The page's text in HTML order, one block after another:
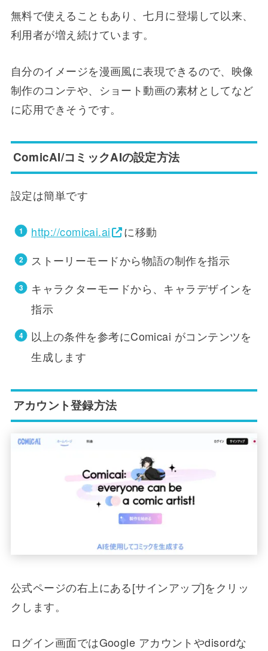
無料で使えることもあり、七月に登場して以来、
利用者が増え続けています。
自分のイメージを漫画風に表現できるので、映像
制作のコンテや、ショート動画の素材としてなど
に応用できそうです。
ComicAI/コミックAIの設定方法
設定は簡単です
http://comicai.ai
に移動
ストーリーモードから物語の制作を指示
キャラクターモードから、キャラデザインを
指示
以上の条件を参考にComicai がコンテンツを
生成します
アカウント登録方法
公式ページの右上にある[サインアップ]をクリッ
クします。
ログイン画面ではGoogle アカウントやdisordな